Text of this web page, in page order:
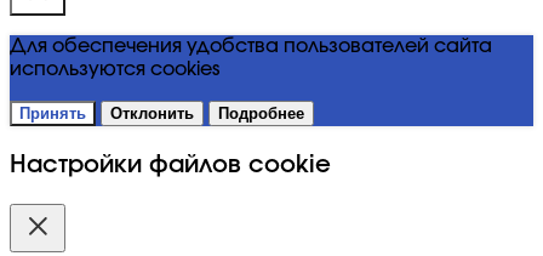
Для обеспечения удобства пользователей сайта
используются cookies
Принять Отклонить Подробнее
Настройки файлов cookie